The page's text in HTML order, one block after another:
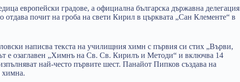
европейски градове, а официална българска държавна делегация
отдава почит на гроба на свети Кирил в църквата „Сан Клементе“ в
написва текста на училищния химн с първия си стих „Върви,
е озаглавен „Химнъ на Св. Св. Кирилъ и Методи“ и включва 14
най-често първите шест. Панайот Пипков създава на
химна.